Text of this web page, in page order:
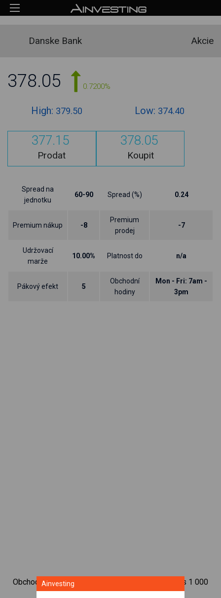
Danske Bank Akcie
378.05 0.7200%
High: 379.50 Low: 374.40
377.15
Prodat
378.05
Koupit
Spread na
jednotku
60-90 Spread (%) 0.24
Premium nákup -8
Premium
prodej
-7
Udržovací
marže
10.00% Platnost do n/a
Pákový efekt 5
Obchodní
hodiny
Mon - Fri: 7am -
3pm
Obchodujte na obchodní platformě Ainvesting přes 1 000
mezinárodních akcií.
Ainvesting